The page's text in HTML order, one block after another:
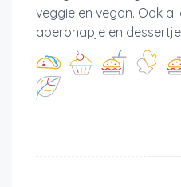
veggie en vegan. Ook
aperohapje en